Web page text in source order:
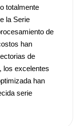
totalmente
la Serie
de
han
de
los excelentes
han
serie